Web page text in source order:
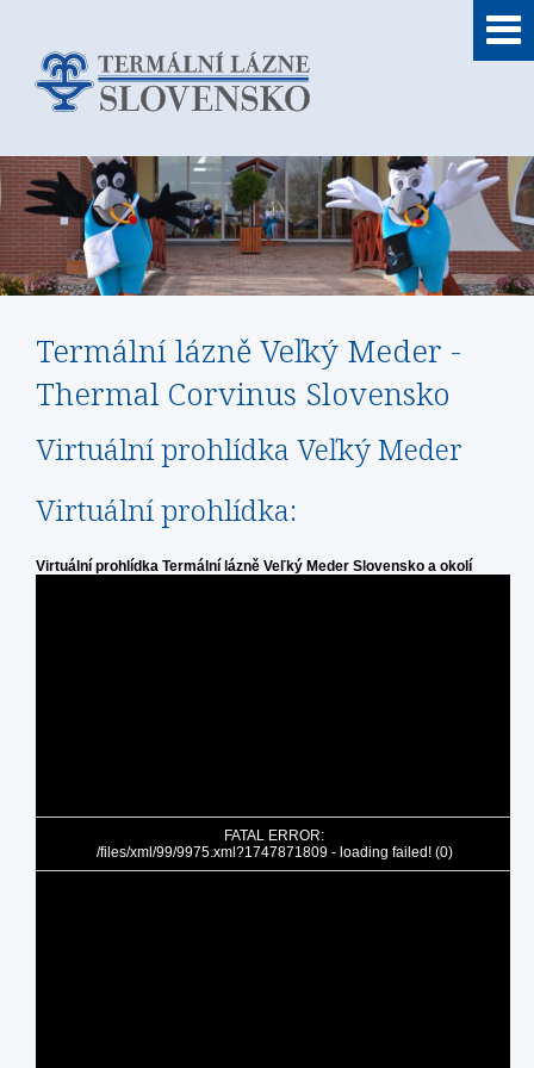
Termální lázně Veľký Meder -
Thermal Corvinus Slovensko
Virtuální prohlídka Veľký Meder
Virtuální prohlídka:
Virtuální prohlídka Termální lázně Veľký Meder Slovensko a okolí